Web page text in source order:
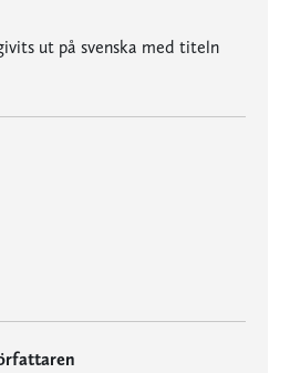
ut på svenska med titeln